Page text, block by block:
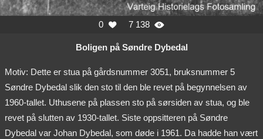
0  7 138 
Boligen på Søndre Dybedal
Motiv: Dette er stua på gårdsnummer 3051, bruksnummer 5
Søndre Dybedal slik den sto til den ble revet på begynnelsen av
1960-tallet. Uthusene på plassen sto på sørsiden av stua, og ble
revet på slutten av 1930-tallet. Siste oppsitteren på Søndre
Dybedal var Johan Dybedal, som døde i 1961. Da hadde han vært